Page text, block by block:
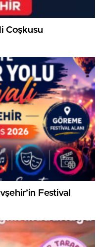
Coşkusu
Festival